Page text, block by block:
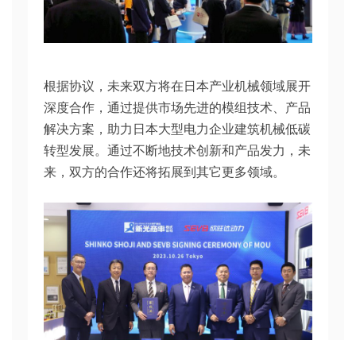
根据协议，未来双方将在日本产业机械领域展开
深度合作，通过提供市场先进的模组技术、产品
解决方案，助力日本大型电力企业建筑机械低碳
转型发展。通过不断地技术创新和产品发力，未
来，双方的合作还将拓展到其它更多领域。